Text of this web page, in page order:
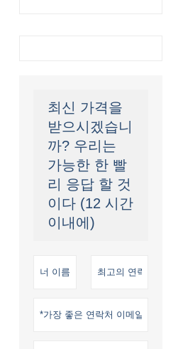
최신 가격을
받으시겠습니
까? 우리는
가능한 한 빨
리 응답 할 것
이다 (12 시간
이내에)